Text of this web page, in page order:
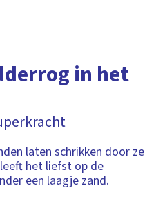
in het
laten schrikken door ze
het liefst op de
een laagje zand.